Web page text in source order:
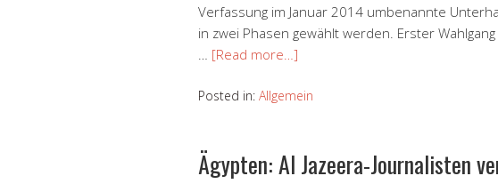
Verfassung im Januar 2014 umbenannte
in zwei Phasen gewählt werden. Erster
[Read more…]
Posted in: Allgemein
Ägypten: Al Jazeera-Journalisten